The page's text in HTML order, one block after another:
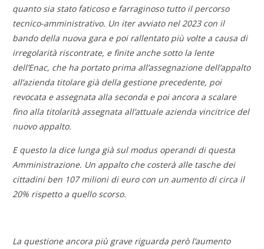
quanto sia stato faticoso e farraginoso tutto il percorso
tecnico-amministrativo. Un iter avviato nel 2023 con il
bando della nuova gara e poi rallentato più volte a causa di
irregolarità riscontrate, e finite anche sotto la lente
dell’Enac, che ha portato prima all’assegnazione dell’appalto
all’azienda titolare già della gestione precedente, poi
revocata e assegnata alla seconda e poi ancora a scalare
fino alla titolarità assegnata all’attuale azienda vincitrice del
nuovo appalto.
E questo la dice lunga già sul modus operandi di questa
Amministrazione. Un appalto che costerà alle tasche dei
cittadini ben 107 milioni di euro con un aumento di circa il
20% rispetto a quello scorso.
La questione ancora più grave riguarda però l’aumento